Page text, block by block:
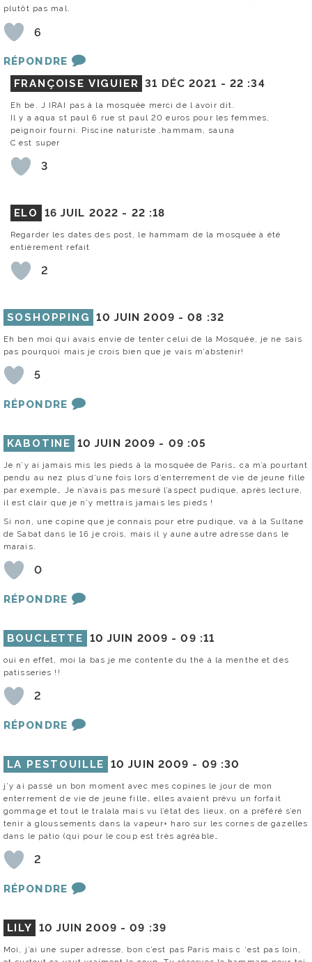
plutôt pas mal.
6
RÉPONDRE
FRANÇOISE VIGUIER 31 DÉC 2021 - 22 :34
Eh be. J IRAI pas à la mosquée merci de l avoir dit.
Il y a aqua st paul 6 rue st paul 20 euros pour les femmes,
peignoir fourni. Piscine naturiste ,hammam, sauna
C est super
3
ELO 16 JUIL 2022 - 22 :18
Regarder les dates des post, le hammam de la mosquée à été
entièrement refait
2
SOSHOPPING 10 JUIN 2009 -08 :32
Eh ben moi qui avais envie de tenter celui de la Mosquée, je ne sais
pas pourquoi mais je crois bien que je vais m’abstenir!
5
RÉPONDRE
KABOTINE 10 JUIN 2009 - 09 :05
Je n’y ai jamais mis les pieds à la mosquée de Paris… ca m’a pourtant
pendu au nez plus d’une fois lors d’enterrement de vie de jeune fille
par exemple… Je n’avais pas mesuré l’aspect pudique, après lecture,
il est clair que je n’y mettrais jamais les pieds !
Si non, une copine que je connais pour etre pudique, va à la Sultane
de Sabat dans le 16 je crois, mais il y aune autre adresse dans le
marais.
0
RÉPONDRE
BOUCLETTE 10 JUIN 2009 -09 :11
oui en effet, moi la bas je me contente du thé à la menthe et des
patisseries !!
2
RÉPONDRE
LA PESTOUILLE 10 JUIN 2009 - 09 :30
j’y ai passé un bon moment avec mes copines le jour de mon
enterrement de vie de jeune fille… elles avaient prévu un forfait
gommage et tout le tralala mais vu l’état des lieux, on a préféré s’en
tenir à gloussements dans la vapeur+ haro sur les cornes de gazelles
dans le patio (qui pour le coup est très agréable…
2
RÉPONDRE
LILY 10 JUIN 2009 -09 :39
Moi, j’ai une super adresse, bon c’est pas Paris mais c ‘est pas loin,